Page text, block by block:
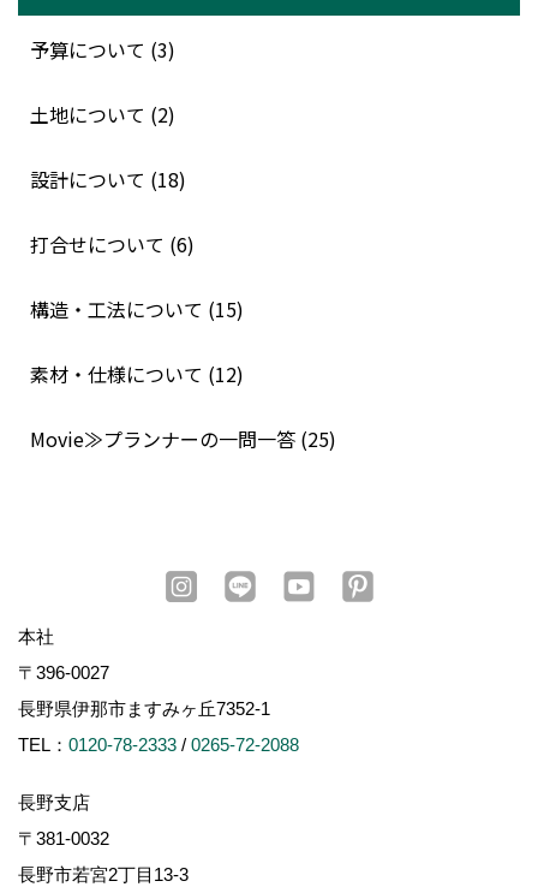
予算について (3)
土地について (2)
設計について (18)
打合せについて (6)
構造・工法について (15)
素材・仕様について (12)
Movie≫プランナーの一問一答 (25)
本社
〒396-0027
長野県伊那市ますみヶ丘7352-1
TEL： 0120-78-2333 / 0265-72-2088
長野支店
〒381-0032
長野市若宮2丁目13-3